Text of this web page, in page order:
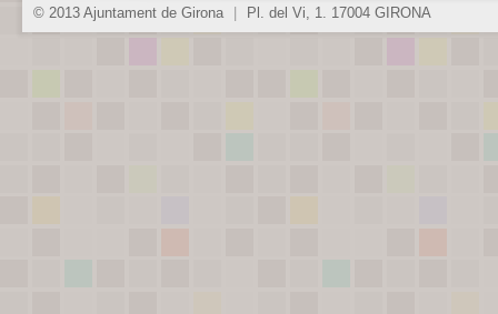
© 2013 Ajuntament de Girona Pl. del Vi, 1. 17004 GIRONA